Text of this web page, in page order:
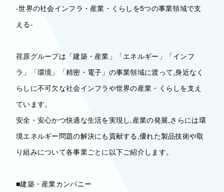
-世界の社会インフラ・産業・くらしを5つの事業領域で支
える-
荏原グループは「建築・産業」「エネルギー」「インフ
ラ」「環境」「精密・電子」の事業領域に渡って,身近なく
らしに不可欠な社会インフラや世界の産業・くらしを支え
ています。
安全・安心かつ快適な生活を実現し,産業の発展,さらには環
境エネルギー問題の解決にも貢献する,優れた製品技術や取
り組みについて各事業ごとに以下ご紹介します。
■建築・産業カンパニー